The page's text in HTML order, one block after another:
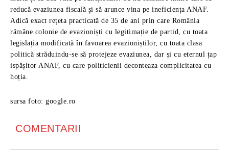
reducă evaziunea fiscală și să arunce vina pe ineficiența ANAF.
Adică exact rețeta practicată de 35 de ani prin care România
rămâne colonie de evazioniști cu legitimație de partid, cu toata
legislația modificată în favoarea evazioniștilor, cu toata clasa
politică străduindu-se să protejeze evaziunea, dar și cu eternul țap
ispășitor ANAF, cu care politicienii deconteaza complicitatea cu
hoția.
sursa foto: google.ro
COMENTARII